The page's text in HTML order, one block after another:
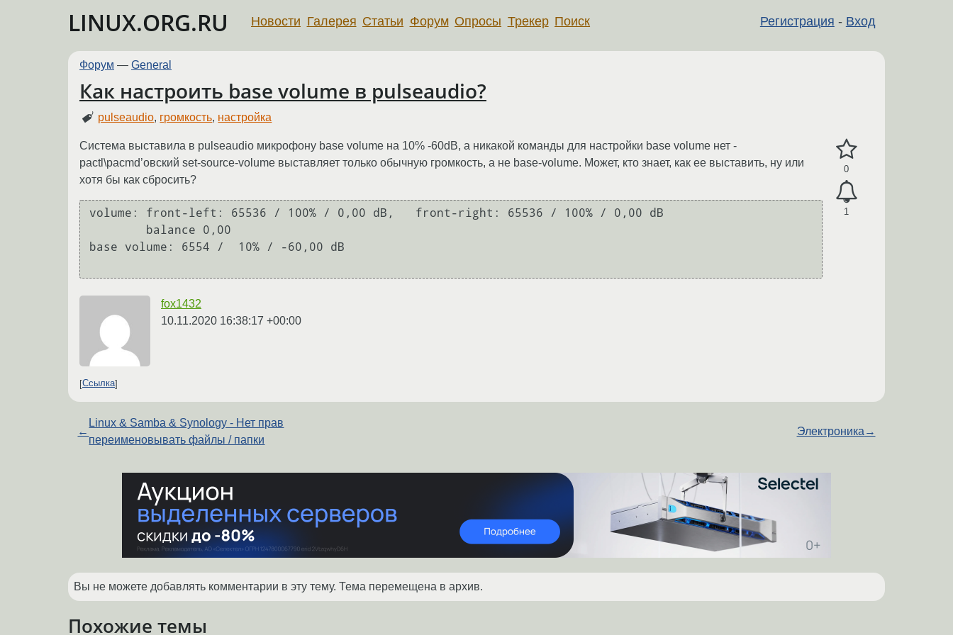
LINUX.ORG.RU Регистрация - Вход
Новости Галерея Статьи Форум Опросы Трекер Поиск
Форум — General
Как настроить base volume в pulseaudio?
pulseaudio, громкость, настройка
0
1
Система выставила в pulseaudio микрофону base volume на 10% -60dB, а никакой команды для настройки base volume нет -
pactl\pacmd’овский set-source-volume выставляет только обычную громкость, а не base-volume. Может, кто знает, как ее выставить, ну или
хотя бы как сбросить?
volume: front-left: 65536 / 100% / 0,00 dB,   front-right: 65536 / 100% / 0,00 dB
base volume: 6554 /  10% / -60,00 dB
fox1432
10.11.2020 16:38:17 +00:00
Ссылка
←
Linux & Samba & Synology - Нет прав
переименовывать файлы / папки
Электроника →
Вы не можете добавлять комментарии в эту тему. Тема перемещена в архив.
Похожие темы